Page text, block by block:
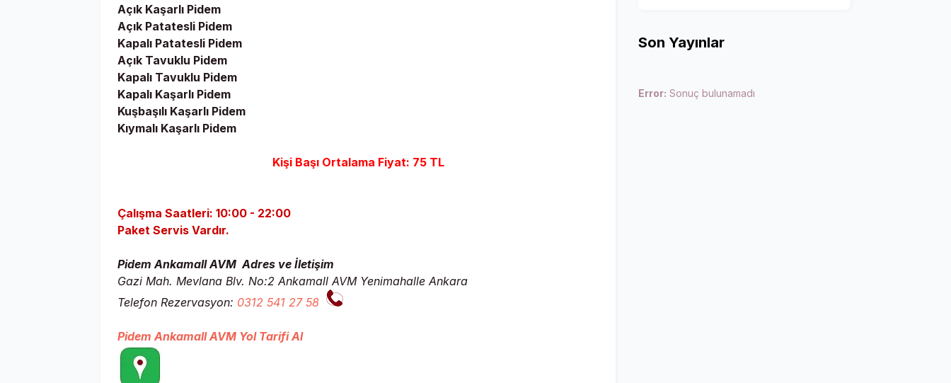
Açık Kaşarlı Pidem
Açık Patatesli Pidem
Kapalı Patatesli Pidem
Açık Tavuklu Pidem
Kapalı Tavuklu Pidem
Kapalı Kaşarlı Pidem
Kuşbaşılı Kaşarlı Pidem
Kıymalı Kaşarlı Pidem
Kişi Başı Ortalama Fiyat: 75 TL
Çalışma Saatleri: 10:00 - 22:00
Paket Servis Vardır.
Pidem Ankamall AVM Adres ve İletişim
Gazi Mah. Mevlana Blv. No:2 Ankamall AVM Yenimahalle Ankara
Telefon Rezervasyon: 0312 541 27 58
Pidem Ankamall AVM Yol Tarifi Al
Son Yayınlar
Error: Sonuç bulunamadı